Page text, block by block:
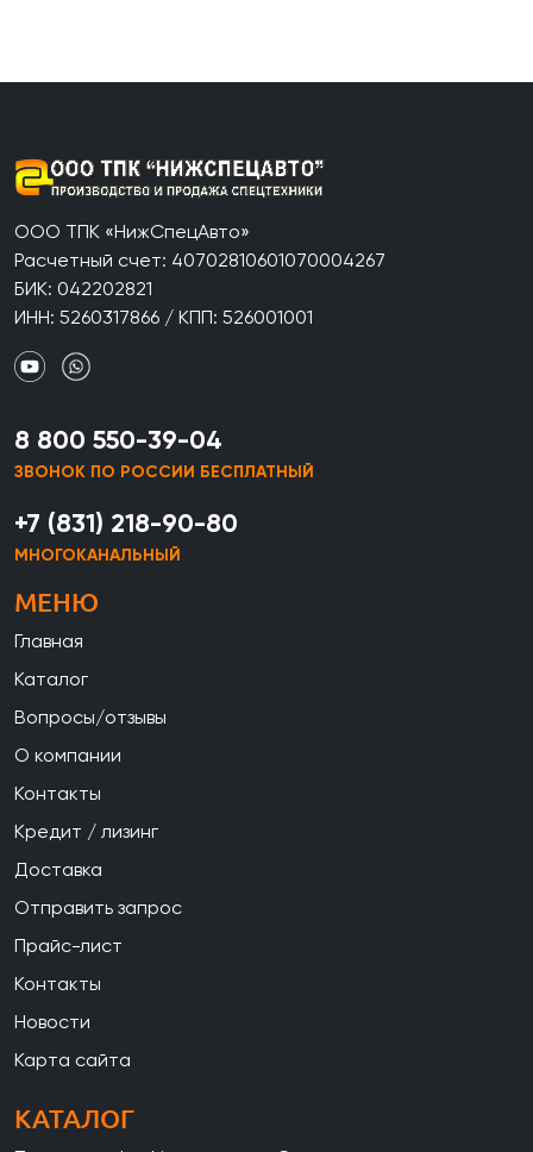
ООО ТПК «НижСпецАвто»
Расчетный счет: 40702810601070004267
БИК: 042202821
ИНН: 5260317866 / КПП: 526001001
8 800 550-39-04
ЗВОНОК ПО РОССИИ БЕСПЛАТНЫЙ
+7 (831) 218-90-80
МНОГОКАНАЛЬНЫЙ
МЕНЮ
Главная
Каталог
Вопросы/отзывы
О компании
Контакты
Кредит / лизинг
Доставка
Отправить запрос
Прайс-лист
Контакты
Новости
Карта сайта
КАТАЛОГ